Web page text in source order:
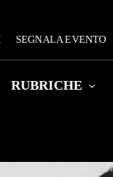
SEGNALA EVENTO
RUBRICHE